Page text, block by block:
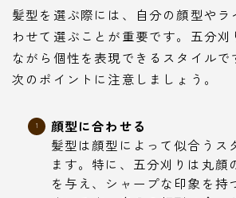
髪型を選ぶ際には、自分の顔型や
わせて選ぶことが重要です。五分刈
ながら個性を表現できるスタイルで
次のポイントに注意しましょう。
顔型に合わせる
髪型は顔型によって似合うス
ます。特に、五分刈りは丸顔
を与え、シャープな印象を持